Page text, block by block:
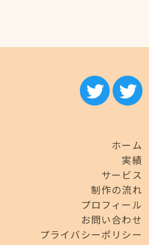
ホーム
実績
サービス
制作の流れ
プロフィール
お問い合わせ
プライバシーポリシー